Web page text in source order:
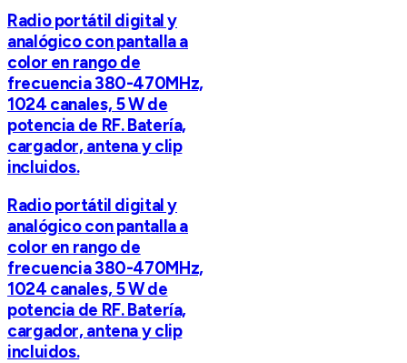
Radio portátil digital y
analógico con pantalla a
color en rango de
frecuencia 380-470MHz,
1024 canales, 5 W de
potencia de RF. Batería,
cargador, antena y clip
incluidos.
Radio portátil digital y
analógico con pantalla a
color en rango de
frecuencia 380-470MHz,
1024 canales, 5 W de
potencia de RF. Batería,
cargador, antena y clip
incluidos.